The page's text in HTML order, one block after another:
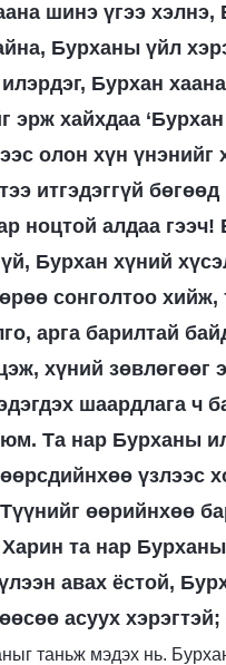
шинэ үгээ
Бурханы үйл
Бурхан
хайхдаа ‘Бурхан
олон хүн үнэнийг
итгэдэггүй
ноцтой алдаа
Бурхан хүний
сонголтоо хийж,
арга барилтай
хүний
шаардлага ч
Та нар Бурханы
үзлээс
өөрийнхөө
Харин та нар
авах ёстой,
асуух
таньж мэдэх нь.